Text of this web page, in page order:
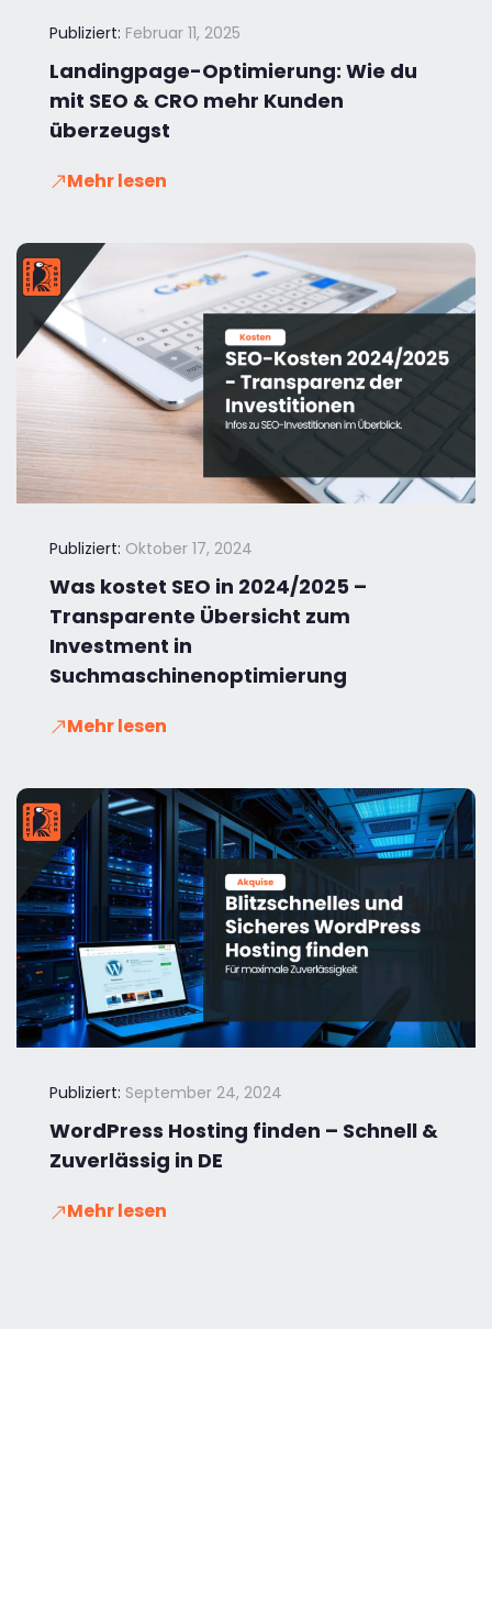
Publiziert: Februar 11, 2025
Landingpage-Optimierung: Wie du
mit SEO & CRO mehr Kunden
überzeugst
Mehr lesen
Publiziert: Oktober 17, 2024
Was kostet SEO in 2024/2025 –
Transparente Übersicht zum
Investment in
Suchmaschinenoptimierung
Mehr lesen
Publiziert: September 24, 2024
WordPress Hosting finden – Schnell &
Zuverlässig in DE
Mehr lesen